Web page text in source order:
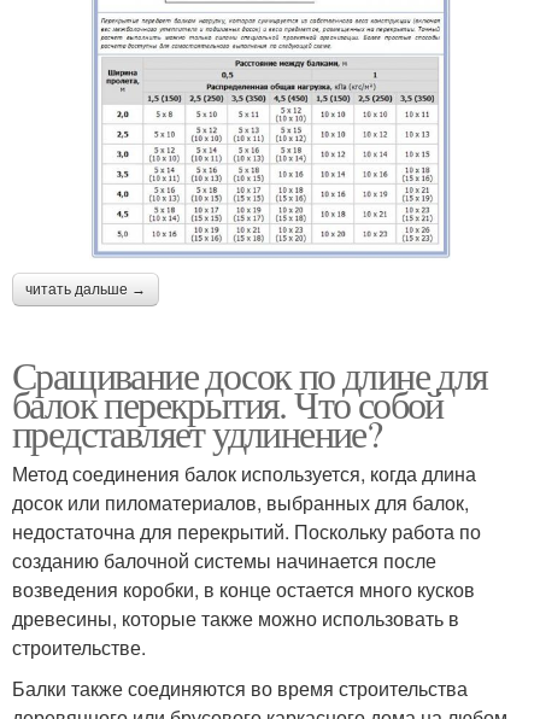
читать дальше →
Сращивание досок по длине для
балок перекрытия. Что собой
представляет удлинение?
Метод соединения балок используется, когда длина
досок или пиломатериалов, выбранных для балок,
недостаточна для перекрытий. Поскольку работа по
созданию балочной системы начинается после
возведения коробки, в конце остается много кусков
древесины, которые также можно использовать в
строительстве.
Балки также соединяются во время строительства